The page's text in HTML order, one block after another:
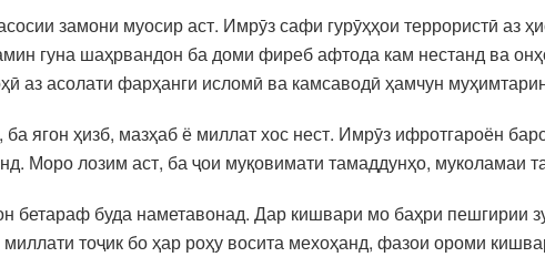
замони муосир аст. Имрӯз сафи гурӯҳҳои террористӣ аз
гуна шаҳрвандон ба доми фиреб афтода кам нестанд ва
аз асолати фарҳанги исломӣ ва камсаводӣ ҳамчун
ягон ҳизб, мазҳаб ё миллат хос нест. Имрӯз ифротгароён
Моро лозим аст, ба ҷои муқовимати тамаддунҳо, муколамаи
бетараф буда наметавонад. Дар кишвари мо баҳри пешгирии
тоҷик бо ҳар роҳу восита мехоҳанд, фазои ороми